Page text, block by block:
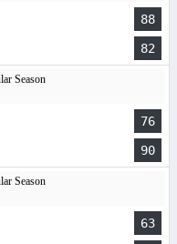
88
82
Season
76
90
Season
63